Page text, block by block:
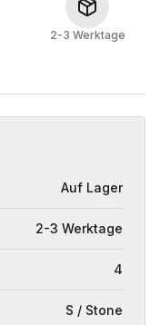
2-3 Werktage
Auf Lager
2-3 Werktage
4
S / Stone